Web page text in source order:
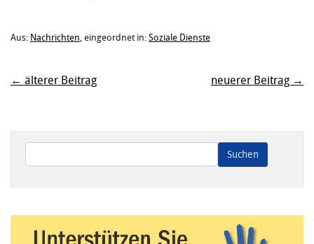
Aus: Nachrichten , eingeordnet in: Soziale Dienste
neuerer Beitrag →
← älterer Beitrag